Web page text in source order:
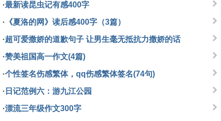
·最新读昆虫记有感400字
· 《夏洛的网》读后感400字（3篇）
·超可爱撒娇的道歉句子 让男生毫无抵抗力撒娇的话
·赞美祖国高一作文(4篇)
·个性签名伤感繁体，qq伤感繁体签名(74句)
· 日记范例六：游九江公园
·漂流三年级作文300字